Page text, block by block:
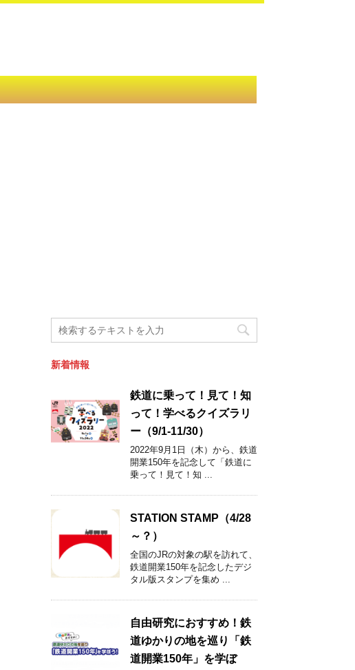
新着情報
鉄道に乗って！見て！知
って！学べるクイズラリ
ー（9/1-11/30）
2022年9月1日（木）から、鉄道
開業150年を記念して「鉄道に
乗って！見て！知 ...
STATION STAMP（4/28
～？）
全国のJRの対象の駅を訪れて、
鉄道開業150年を記念したデジ
タル版スタンプを集め ...
自由研究におすすめ！鉄
道ゆかりの地を巡り「鉄
道開業150年」を学ぼ